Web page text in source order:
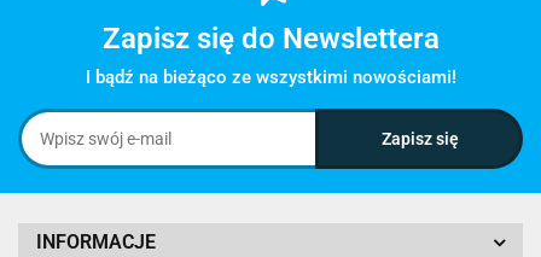
Zapisz się do Newslettera
I bądź na bieżąco ze wszystkimi nowościami!
INFORMACJE